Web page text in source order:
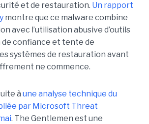
et de restauration. Un rapport
montre que ce malware combine
avec l’utilisation abusive d’outils
de confiance et tente de
systèmes de restauration avant
ne commence.
à une analyse technique du
par Microsoft Threat
. The Gentlemen est une